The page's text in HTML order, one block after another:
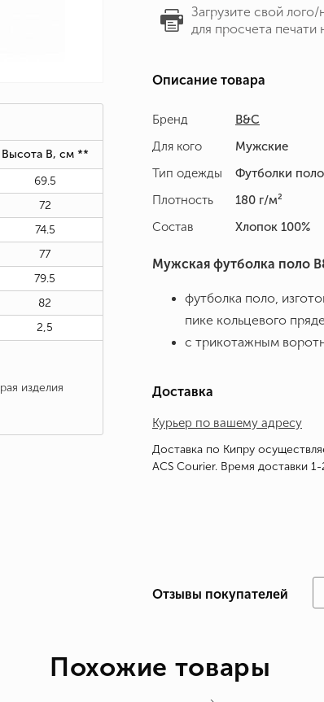
Высота В, см **
69.5
72
74.5
77
79.5
82
2,5
изделия
Загрузите свой
для просчета печати
Описание товара
Бренд
B&C
Для кого
Мужские
Тип одежды
Футболки поло
Плотность
180 г/м²
Состав
Хлопок 100%
Мужская футболка поло
футболка поло,
пике кольцевого
с трикотажным
Доставка
Курьер по вашему адресу
Доставка по Кипру
ACS Courier. Время доставки 1-
Отзывы покупателей
Похожие товары